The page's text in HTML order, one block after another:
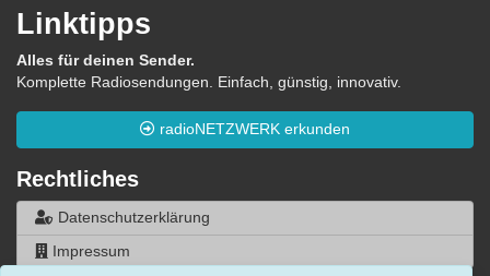
Linktipps
Alles für deinen Sender.
Komplette Radiosendungen. Einfach, günstig, innovativ.
radioNETZWERK erkunden
Rechtliches
Datenschutzerklärung
Impressum